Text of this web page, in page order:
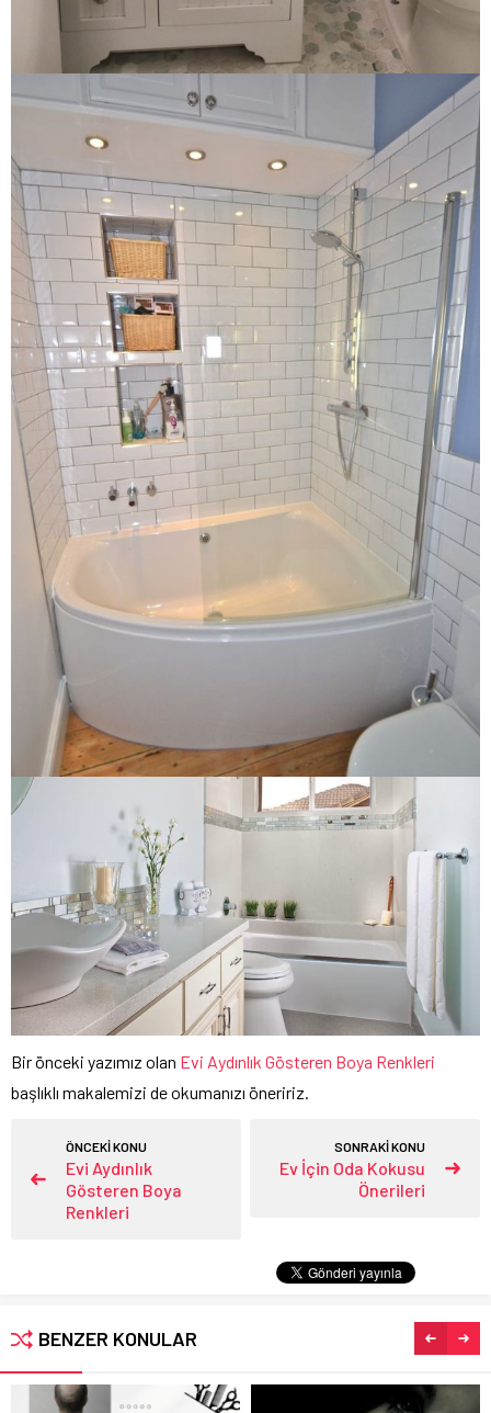
Bir önceki yazımız olan Evi Aydınlık Gösteren Boya Renkleri
başlıklı makalemizi de okumanızı öneririz.
ÖNCEKİ KONU
Evi Aydınlık
Gösteren Boya
Renkleri
SONRAKİ KONU
Ev İçin Oda Kokusu
Önerileri
BENZER KONULAR